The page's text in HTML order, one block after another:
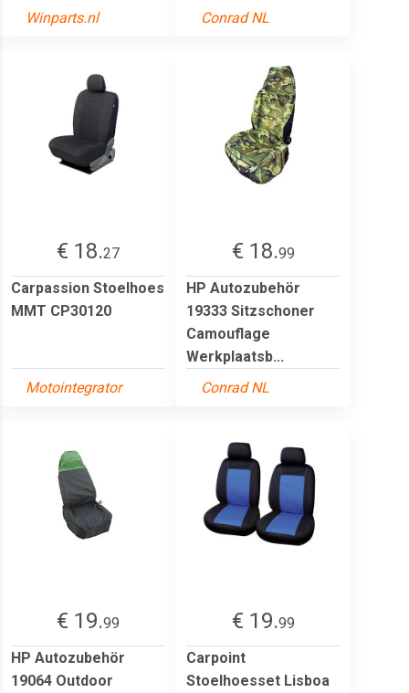
Winparts.nl
Conrad NL
€ 18.27
Carpassion Stoelhoes
MMT CP30120
Motointegrator
€ 18.99
HP Autozubehör
19333 Sitzschoner
Camouflage
Werkplaatsb...
Conrad NL
€ 19.99
HP Autozubehör
19064 Outdoor
€ 19.99
Carpoint
Stoelhoesset Lisboa